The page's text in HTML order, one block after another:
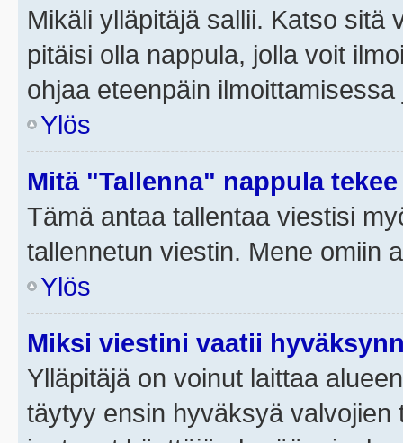
Mikäli ylläpitäjä sallii. Katso sitä
pitäisi olla nappula, jolla voit
ohjaa eteenpäin
Ylös
Mitä "Tallenna" nappula
Tämä antaa tallentaa viestisi
tallennetun viestin. Mene omiin
Ylös
Miksi viestini vaatii
Ylläpitäjä on voinut laittaa
täytyy ensin hyväksyä